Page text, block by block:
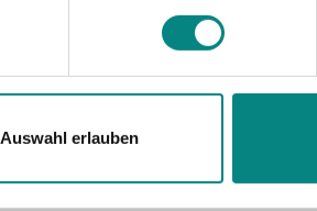
werden, und legen Sie Ihre Präferenzen im
Auswahl erlauben